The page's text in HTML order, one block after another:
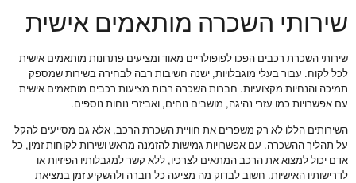
שירותי השכרה מותאמים אישית
שירותי השכרת רכבים הפכו לפופולריים מאוד ומציעים פתרונות מותאמים אישית
לכל לקוח. עבור בעלי מוגבלויות, ישנה חשיבות רבה לבחירה בשירות שמספק
תמיכה והנחיות מקצועיות. חברות השכרה רבות מציעות רכבים מותאמים אישית
עם אפשרויות כמו עזרי נהיגה, מושבים נוחים, ואביזרי נוחות נוספים.
השירותים הללו לא רק משפרים את חוויית השכרת הרכב, אלא גם מסייעים להקל
על תהליך ההשכרה. עם אפשרויות גמישות להזמנה מראש ושירות לקוחות זמין, כל
אדם יכול למצוא את הרכב המתאים לצרכיו, ללא קשר למגבלותיו הפיזיות או
לדרישותיו האישיות. חשוב לבדוק מה מציעה כל חברה ולהשקיע זמן במציאת